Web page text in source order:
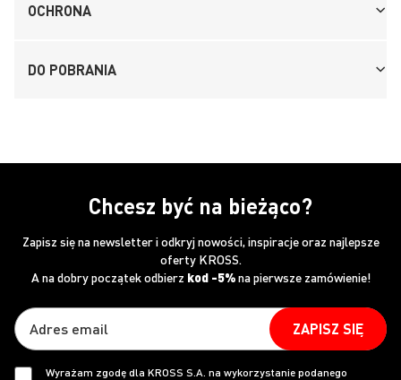
OCHRONA
DO POBRANIA
Chcesz być na bieżąco?
Zapisz się na newsletter i odkryj nowości, inspiracje oraz najlepsze
oferty KROSS.
A na dobry początek odbierz kod -5%na pierwsze zamówienie!
ZAPISZ SIĘ
Wyrażam zgodę dla KROSS S.A. na wykorzystanie podanego